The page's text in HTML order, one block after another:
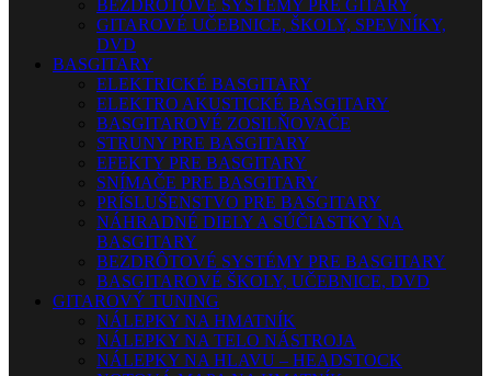
BEZDRÔTOVÉ SYSTÉMY PRE GITARY
GITAROVÉ UČEBNICE, ŠKOLY, SPEVNÍKY,
DVD
BASGITARY
ELEKTRICKÉ BASGITARY
ELEKTRO AKUSTICKÉ BASGITARY
BASGITAROVÉ ZOSILŇOVAČE
STRUNY PRE BASGITARY
EFEKTY PRE BASGITARY
SNÍMAČE PRE BASGITARY
PRÍSLUŠENSTVO PRE BASGITARY
NÁHRADNÉ DIELY A SÚČIASTKY NA
BASGITARY
BEZDRÔTOVÉ SYSTÉMY PRE BASGITARY
BASGITAROVÉ ŠKOLY, UČEBNICE, DVD
GITAROVÝ TUNING
NÁLEPKY NA HMATNÍK
NÁLEPKY NA TELO NÁSTROJA
NÁLEPKY NA HLAVU – HEADSTOCK